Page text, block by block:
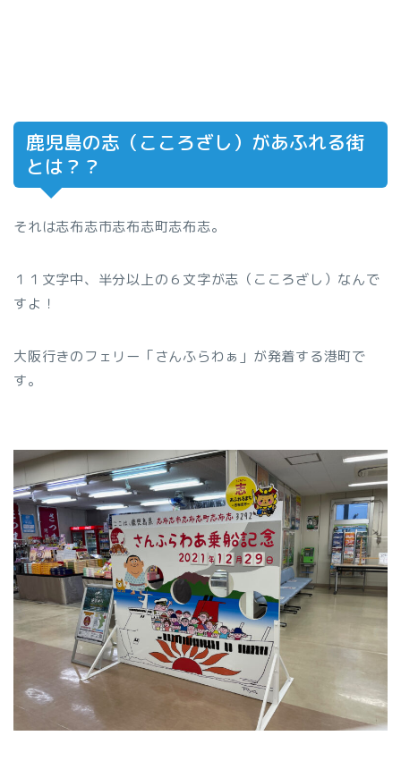
鹿児島の志（こころざし）があふれる街
とは？？
それは志布志市志布志町志布志。
１１文字中、半分以上の６文字が志（こころざし）なんで
すよ！
大阪行きのフェリー「さんふらわぁ」が発着する港町で
す。